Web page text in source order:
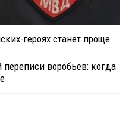
героях станет проще
воробьев: когда